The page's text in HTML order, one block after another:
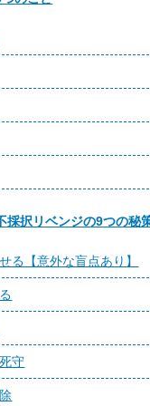
採択リベンジの9つの秘
る【意外な盲点あり】
守